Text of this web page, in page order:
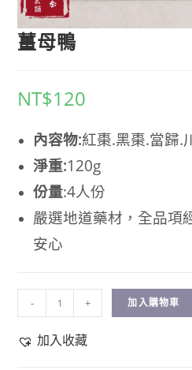
薑母鴨
NT$120
內容物:紅棗.黑棗.當歸.
淨重:120g
份量:4人份
嚴選地道藥材，全品項
安心
- + 加入購物車
加入收藏